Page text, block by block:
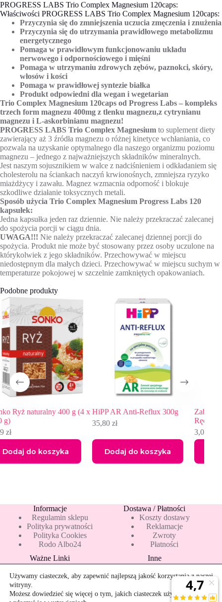
PROGRESS LABS Trio Complex Magnesium 120caps:
Właściwości PROGRESS LABS Trio Complex Magnesium 120caps:
Przyczynia się do zmniejszenia uczucia zmęczenia i znużenia
Przyczynia się do utrzymania prawidłowego metabolizmu
energetycznego
Pomaga w prawidłowym funkcjonowaniu układu
nerwowego i odpornościowego i mięśni
Pomaga w utrzymaniu zdrowych zębów, paznokci, skóry,
włosów i kości
Pomaga w prawidłowej syntezie białka
Produkt odpowiedni dla wegan i wegetarian
Trio Complex Magnesium 120caps od Progress Labs – kompleks
trzech form magnezu 400mg z tlenku magnezu,z cytrynianu
magnezu i L-askorbinianu magnezu!
PROGRESS LABS Trio Complex Magnesium to suplement diety
zawierający aż 3 źródła magnezu o różnej kinetyce wchłaniania, co
pozwala na uzyskanie optymalnego dla naszego organizmu poziomu
magnezu – jednego z najważniejszych składników mineralnych.
Jest naszym sojusznikiem w walce z nadciśnieniem i odkładaniem się
cholesterolu na ściankach naczyń krwionośnych, zmniejsza ryzyko
miażdżycy i zawału. Magnez wzmacnia odporność i blokuje
szkodliwe działanie toksycznych metali.
Sposób użycia Trio Complex Magnesium Progress Labs 120
kapsułek:
Jedna kapsułka jeden raz dziennie. Nie należy przekraczać zalecanej
do spożycia porcji w ciągu dnia.
UWAGA!!! Nie należy przekraczać zalecanej dziennej porcji do
spożycia. Produkt nie może być stosowany przez osoby uczulone na
którykolwiek z jego składników. Przechowywać w miejscu
niedostępnym dla małych dzieci. Przechowywać w miejscu suchym w
temperaturze pokojowej w szczelnie zamkniętych opakowaniach.
Podobne produkty
g (4 x HiPP AR Anti-Reflux 300g
Dodaj do koszyka
Zabezpieczone: GRATIS –
Dodaj do koszyka
Informacje
Regulamin sklepu
Polityka prywatności
Polityka Cookies
Rodo Albo24
Dostawa / Płatności
Koszty dostawy
Reklamacje
Zwroty
Płatności
Ważne Linki
Blog
Nowości
Bestsellery
Inne
Pakiety 10 mleka
Mapa strony
Rekomendowane
Kontakt
Używamy ciasteczek, aby zapewnić najlepszą jakość korzystania z naszej
witryny.
Możesz dowiedzieć się więcej o tym, jakich ciasteczek używamy, lub